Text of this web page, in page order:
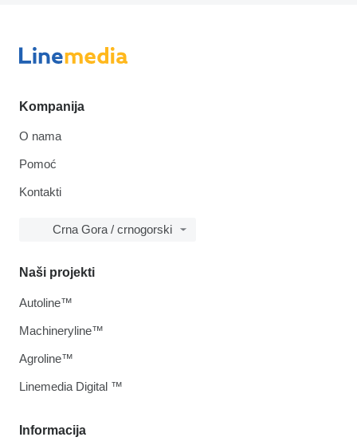
Kompanija
O nama
Pomoć
Kontakti
Crna Gora / crnogorski
Informacija
Naši projekti
Autoline™
Machineryline™
Agroline™
Linemedia Digital ™